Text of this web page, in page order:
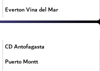
Everton Vina del Mar
CD Antofagasta
Puerto Montt